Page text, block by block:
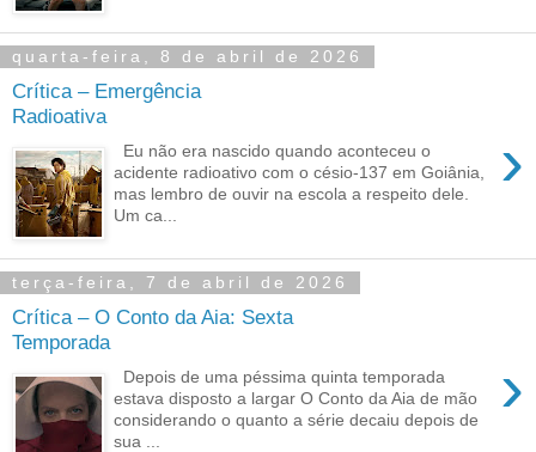
quarta-feira, 8 de abril de 2026
Crítica – Emergência
Radioativa
›
Eu não era nascido quando aconteceu o
acidente radioativo com o césio-137 em Goiânia,
mas lembro de ouvir na escola a respeito dele.
Um ca...
terça-feira, 7 de abril de 2026
Crítica – O Conto da Aia: Sexta
Temporada
›
Depois de uma péssima quinta temporada
estava disposto a largar O Conto da Aia de mão
considerando o quanto a série decaiu depois de
sua ...